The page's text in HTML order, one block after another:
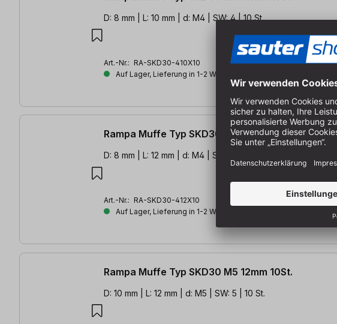
D: 8 mm | L: 10 mm | d: M4 | SW: 4 | 10 St.
Art.-Nr.: RA-SKD30-410X10
Auf Lager, Lieferung in 1-2 Werktagen
Rampa Muffe Typ SKD30 M4 12mm 10St.
D: 8 mm | L: 12 mm | d: M4 | SW: 4 | 10 St.
Art.-Nr.: RA-SKD30-412X10
Auf Lager, Lieferung in 1-2 Werktagen
Rampa Muffe Typ SKD30 M5 12mm 10St.
D: 10 mm | L: 12 mm | d: M5 | SW: 5 | 10 St.